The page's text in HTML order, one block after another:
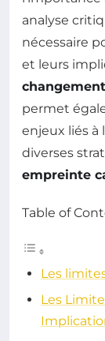
analyse
nécessaire
et leurs
permet
enjeux liés à
diverses
empreinte
Table of
Les
Les